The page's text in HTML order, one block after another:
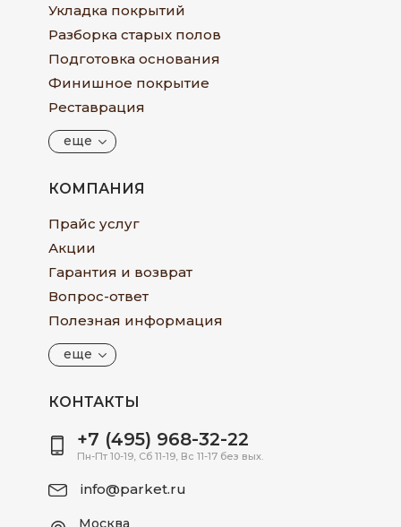
Укладка покрытий
Разборка старых полов
Подготовка основания
Финишное покрытие
Реставрация
еще
КОМПАНИЯ
Прайс услуг
Акции
Гарантия и возврат
Вопрос-ответ
Полезная информация
еще
КОНТАКТЫ
+7 (495) 968-32-22
Пн-Пт 10-19, Сб 11-19, Вс 11-17 без вых.
info@parket.ru
Москва